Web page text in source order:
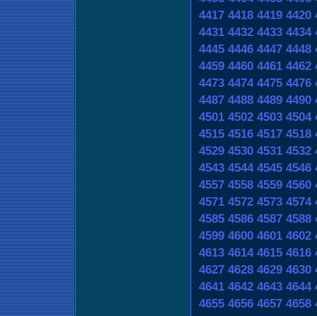
4417 4418 4419 4420
4431 4432 4433 4434
4445 4446 4447 4448
4459 4460 4461 4462
4473 4474 4475 4476
4487 4488 4489 4490
4501 4502 4503 4504
4515 4516 4517 4518
4529 4530 4531 4532
4543 4544 4545 4546
4557 4558 4559 4560
4571 4572 4573 4574
4585 4586 4587 4588
4599 4600 4601 4602
4613 4614 4615 4616
4627 4628 4629 4630
4641 4642 4643 4644
4655 4656 4657 4658